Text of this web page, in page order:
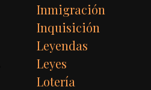
Inmigración
Inquisición
Leyendas
Leyes
Lotería